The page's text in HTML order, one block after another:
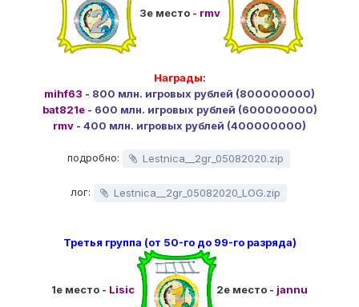
3е место - rmv
Награды:
mihf63 - 800 млн. игровых рублей (800000000)
bat821e- 600 млн. игровых рублей (600000000)
rmv - 400 млн. игровых рублей (400000000)
подробно: Lestnica__2gr_05082020.zip
лог: Lestnica__2gr_05082020_LOG.zip
Третья группа (от 50-го до 99-го разряда)
1е место - Lisic 2е место - jannu